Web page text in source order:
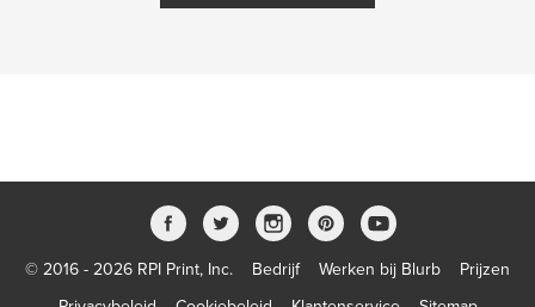
© 2016 - 2026 RPI Print, Inc. Bedrijf Werken bij Blurb
Prijzen